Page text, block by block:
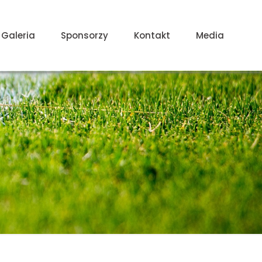
Galeria Sponsorzy Kontakt Media